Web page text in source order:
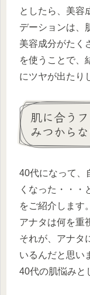
としたら、美容
デーションは、
美容成分がたく
を使うことで、
にツヤが出たり
肌に合う
みつから
40代になって、
くなった・・・
をご紹介します
アナタは何を重
それが、アナタ
いるんだと思い
40代の肌悩みと